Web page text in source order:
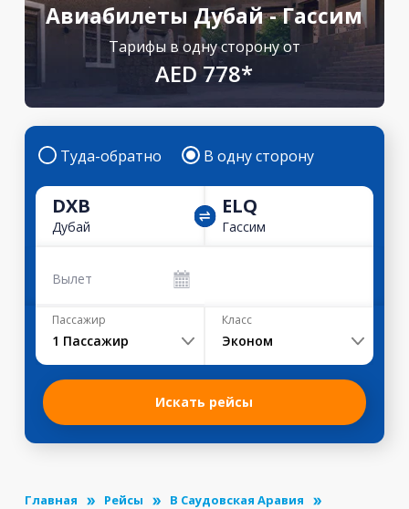
Авиабилеты Дубай - Гассим
Тарифы в одну сторону от
AED 778*
Туда-обратно В одну сторону
DXB
Дубай
ELQ
Гассим
Вылет
Пассажир
1 Пассажир
Класс
Эконом
Искать рейсы
Главная Рейсы
В Саудовская Аравия